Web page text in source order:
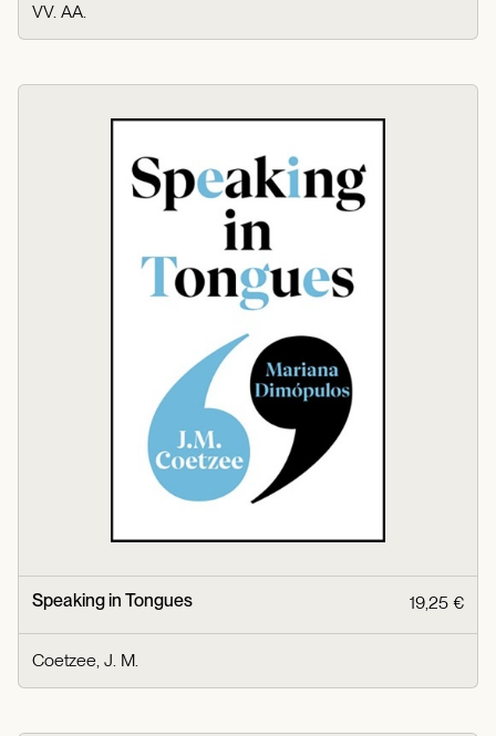
VV. AA.
Speaking in Tongues 19,25 €
Coetzee, J. M.